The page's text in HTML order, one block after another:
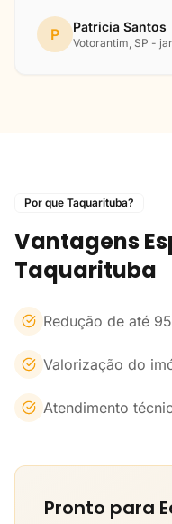
P Patricia Santos
Votorantim, SP -
Por que Taquarituba?
Vantagens
Taquarituba
Redução de até
Valorização do
Atendimento
Pronto para